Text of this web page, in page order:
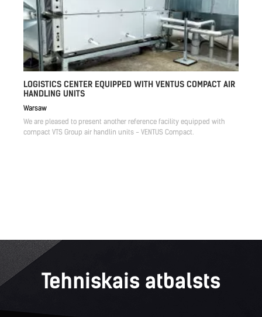
LOGISTICS CENTER EQUIPPED WITH VENTUS COMPACT AIR
HANDLING UNITS
Warsaw
We are pleased to present another reference facility equipped with
compact VTS Group air handlin units - VENTUS Compact.
Tehniskais atbalsts